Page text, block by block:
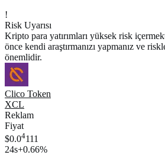
!
Risk Uyarısı
Kripto para yatırımları yüksek risk
önce kendi araştırmanızı yapmanız ve
önemlidir.
Clico Token
XCL
Reklam
Fiyat
$0.04111
24s+0.66%